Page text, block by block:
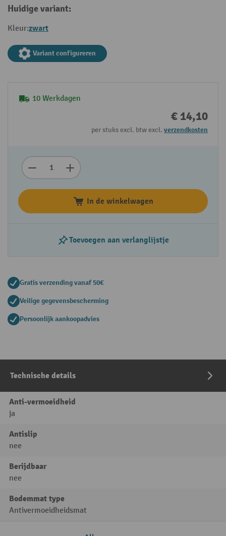
Huidige variant:
Kleur:zwart
Variant configureren
10 Werkdagen
€ 14,10
per stuks excl. btw excl. verzendkosten
In de winkelwagen
Toevoegen aan verlanglijstje
Gratis verzending vanaf 50€
Veilige gegevensbescherming
Persoonlijk aankoopadvies
Technische details
Anti-vermoeidheid
ja
Antislip
nee
Berijdbaar
nee
Bodemmat type
Antivermoeidheidsmat